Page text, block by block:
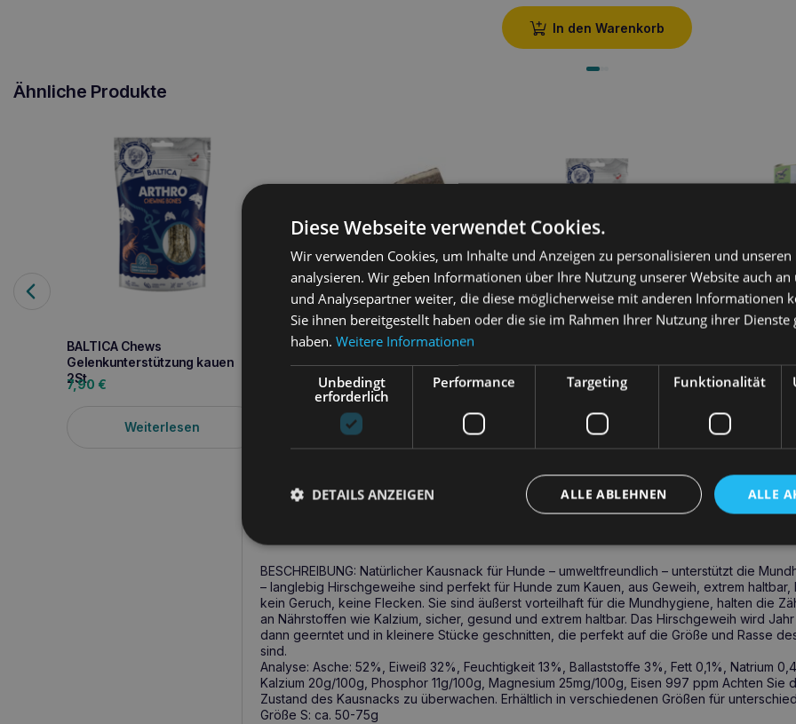
In den Warenkorb
Ähnliche Produkte
BALTICA Chews
Gelenkunterstützung kauen
2St.
7,90 €
Weiterlesen
Hirschgeweih
Hundekauartikel/Hirschgeweih
Biss 1/2 l
14,00€
Weiterlesen
Beißringe mit Lachs 1 Stück
4,50
Weiterlesen
Cranberry
getreidefrei
3,70€
BESCHREIBUNG: Natürlicher Kausnack für Hunde – umweltfreundlich – unterstützt die
– langlebig Hirschgeweihe sind perfekt für Hunde zum Kauen, aus Geweih, extrem haltbar,
kein Geruch, keine Flecken. Sie sind äußerst vorteilhaft für die Mundhygiene, halten die
an Nährstoffen wie Kalzium, sicher, gesund und extrem haltbar. Das Hirschgeweih wird
dann geerntet und in kleinere Stücke geschnitten, die perfekt auf die Größe und Rasse
sind.
Analyse: Asche: 52%, Eiweiß 32%, Feuchtigkeit 13%, Ballaststoffe 3%, Fett 0,1%, Natrium
Kalzium 20g/100g, Phosphor 11g/100g, Magnesium 25mg/100g, Eisen 997 ppm Achten Sie
Zustand des Kausnacks zu überwachen. Erhältlich in verschiedenen Größen für
Größe S: ca. 50-75g
Diese Webseite verwendet Cookies.
Wir verwenden Cookies, um Inhalte und Anzeigen zu personalisieren und
analysieren. Wir geben Informationen über Ihre Nutzung unserer Website auch an
und Analysepartner weiter, die diese möglicherweise mit anderen Informationen
Sie ihnen bereitgestellt haben oder die sie im Rahmen Ihrer Nutzung ihrer Dienste
haben. Weitere Informationen
Unbedingt
erforderlich
Performance Targeting Funktionalität
ALLE
ALLE ABLEHNEN
DETAILS ANZEIGEN